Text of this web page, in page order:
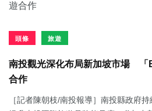
頭條 旅遊
南投觀光深化布局新加坡市場 「
合作
［記者陳朝枝/南投報導］南投縣政府